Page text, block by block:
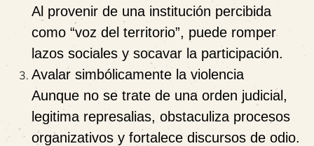
Al provenir de una institución percibida
como “voz del territorio”, puede romper
lazos sociales y socavar la participación.
Avalar simbólicamente la violencia
Aunque no se trate de una orden judicial,
legitima represalias, obstaculiza procesos
organizativos y fortalece discursos de odio.